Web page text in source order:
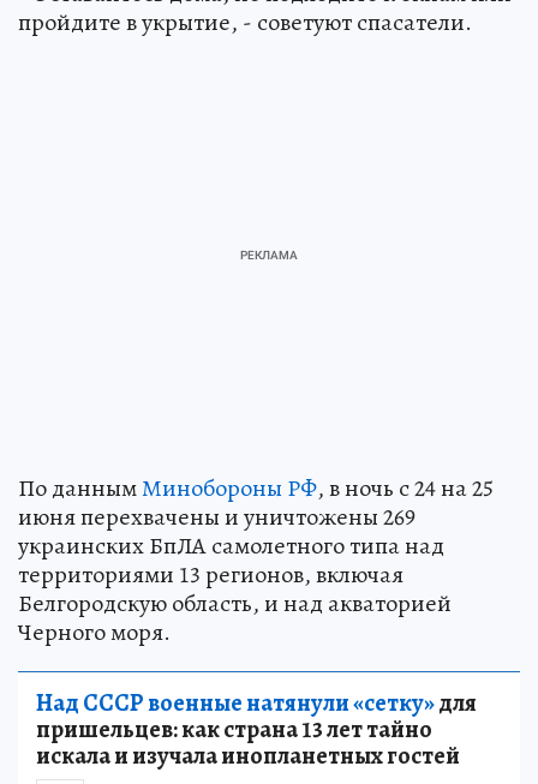
пройдите в укрытие, - советуют спасатели.
По даннымМинобороны РФ, в ночь с 24 на 25
июня перехвачены и уничтожены 269
украинских БпЛА самолетного типа над
территориями 13 регионов, включая
Белгородскую область, и над акваторией
Черного моря.
Над СССР военные натянули «сетку»для
пришельцев: как страна 13 лет тайно
искала и изучала инопланетных гостей